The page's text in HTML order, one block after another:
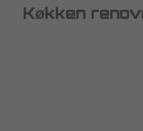
Køkken